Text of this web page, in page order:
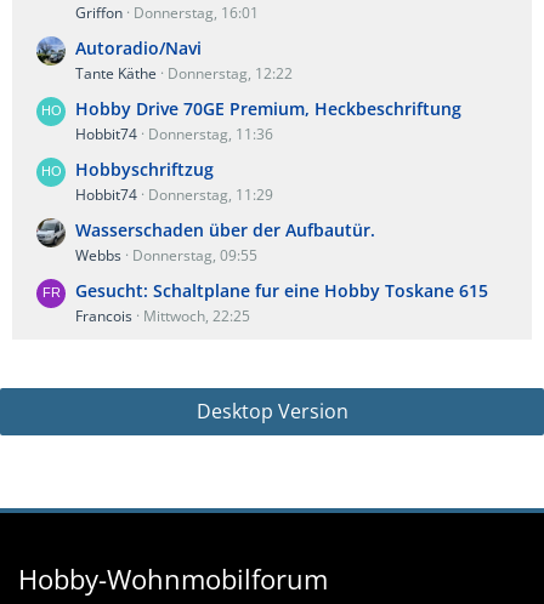
Griffon Donnerstag, 16:01
Autoradio/Navi
Tante Käthe Donnerstag, 12:22
Hobby Drive 70GE Premium, Heckbeschriftung
Hobbit74 Donnerstag, 11:36
Hobbyschriftzug
Hobbit74 Donnerstag, 11:29
Wasserschaden über der Aufbautür.
Webbs Donnerstag, 09:55
Gesucht: Schaltplane fur eine Hobby Toskane 615
Francois Mittwoch, 22:25
Desktop Version
Hobby-Wohnmobilforum